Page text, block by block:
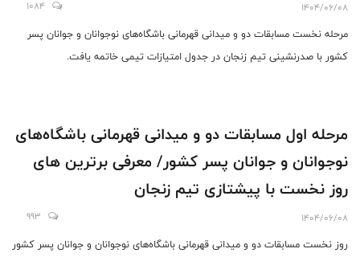
1404/06/08
1084
مرحله نخست مسابقات دو و میدانی قهرمانی باشگاه‌های نوجوانان و جوانان پسر
کشور با صدرنشینی تیم زنجان در جدول امتیازات تیمی خاتمه یافت.
مرحله اول مسابقات دو و میدانی قهرمانی باشگاه‌های
نوجوانان و جوانان پسر کشور/ معرفی برترین های
روز نخست با پیشتازی تیم زنجان
1404/06/08
993
روز نخست مسابقات دو و میدانی قهرمانی باشگاه‌های نوجوانان و جوانان پسر کشور